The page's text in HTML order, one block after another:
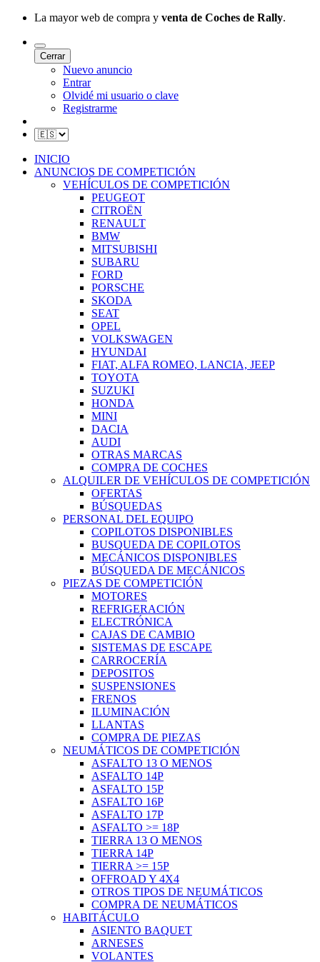
La mayor web de compra y venta de Coches de Rally.
Cerrar
Nuevo anuncio
Entrar
Olvidé mi usuario o clave
Registrarme
INICIO
ANUNCIOS DE COMPETICIÓN
VEHÍCULOS DE COMPETICIÓN
PEUGEOT
CITROËN
RENAULT
BMW
MITSUBISHI
SUBARU
FORD
PORSCHE
SKODA
SEAT
OPEL
VOLKSWAGEN
HYUNDAI
FIAT, ALFA ROMEO, LANCIA, JEEP
TOYOTA
SUZUKI
HONDA
MINI
DACIA
AUDI
OTRAS MARCAS
COMPRA DE COCHES
ALQUILER DE VEHÍCULOS DE COMPETICIÓN
OFERTAS
BÚSQUEDAS
PERSONAL DEL EQUIPO
COPILOTOS DISPONIBLES
BUSQUEDA DE COPILOTOS
MECÁNICOS DISPONIBLES
BÚSQUEDA DE MECÁNICOS
PIEZAS DE COMPETICIÓN
MOTORES
REFRIGERACIÓN
ELECTRÓNICA
CAJAS DE CAMBIO
SISTEMAS DE ESCAPE
CARROCERÍA
DEPOSITOS
SUSPENSIONES
FRENOS
ILUMINACIÓN
LLANTAS
COMPRA DE PIEZAS
NEUMÁTICOS DE COMPETICIÓN
ASFALTO 13 O MENOS
ASFALTO 14P
ASFALTO 15P
ASFALTO 16P
ASFALTO 17P
ASFALTO >= 18P
TIERRA 13 O MENOS
TIERRA 14P
TIERRA >= 15P
OFFROAD Y 4X4
OTROS TIPOS DE NEUMÁTICOS
COMPRA DE NEUMÁTICOS
HABITÁCULO
ASIENTO BAQUET
ARNESES
VOLANTES